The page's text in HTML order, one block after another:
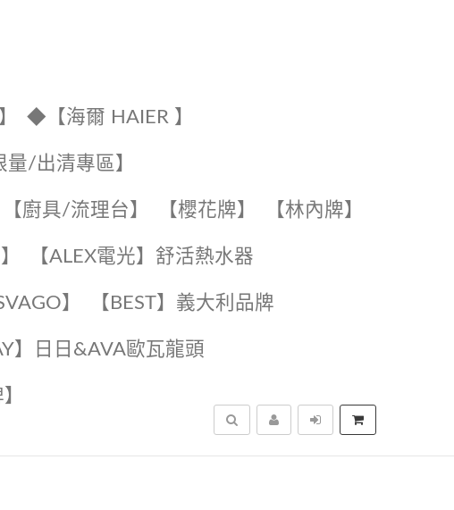
◆【海爾 HAIER 】
量/出清專區】
【廚具/流理台】 【櫻花牌】 【林內牌】
️️【ALEX電光】舒活熱水器️️
】️ ️【BEST】️義大利品牌
】️日日&AVA歐瓦龍頭
搜尋